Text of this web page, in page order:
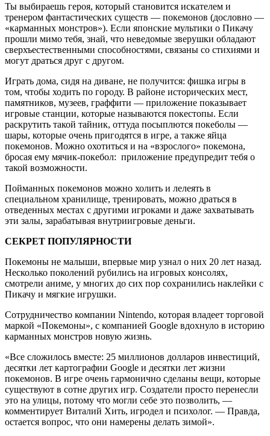
Ты выбираешь героя, который становится искателем и
тренером фантастических существ — покемонов (дословно —
«карманных монстров»). Если японские мультики о Пикачу
прошли мимо тебя, знай, что неведомые зверушки обладают
сверхъестественными способностями, связаны со стихиями и
могут драться друг с другом.
Играть дома, сидя на диване, не получится: фишка игры в
том, чтобы ходить по городу. В районе исторических мест,
памятников, музеев, граффити — приложение показывает
игровые станции, которые называются покестопы. Если
раскрутить такой тайник, оттуда посыплются покеболы —
шары, которые очень пригодятся в игре, а также яйца
покемонов. Можно охотиться и на «взрослого» покемона,
бросая ему мячик-покебол: приложение предупредит тебя о
такой возможности.
Пойманных покемонов можно холить и лелеять в
специальном хранилище, тренировать, можно драться в
отведенных местах с другими игроками и даже захватывать
эти залы, зарабатывая внутриигровые деньги.
СЕКРЕТ ПОПУЛЯРНОСТИ
Покемоны не малыши, впервые мир узнал о них 20 лет назад.
Несколько поколений рубились на игровых консолях,
смотрели аниме, у многих до сих пор сохранились наклейки с
Пикачу и мягкие игрушки.
Сотрудничество компании Nintendo, которая владеет торговой
маркой «Покемоны», с компанией Google вдохнуло в историю
карманных монстров новую жизнь.
«Все сложилось вместе: 25 миллионов долларов инвестиций,
десятки лет картографии Google и десятки лет жизни
покемонов. В игре очень гармонично сделаны вещи, которые
существуют в сотне других игр. Создатели просто перенесли
это на улицы, потому что могли себе это позволить, —
комментирует Виталий Хить, игродел и психолог. — Правда,
остается вопрос, что они намерены делать зимой».